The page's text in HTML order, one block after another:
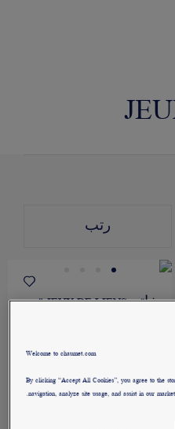
رتب
خاتم JEUX DE LIENS "جو
Welcome to chaumet.com
By clicking “Accept All Cookies”, you agree to the
navigation, analyze site usage, and assist in our